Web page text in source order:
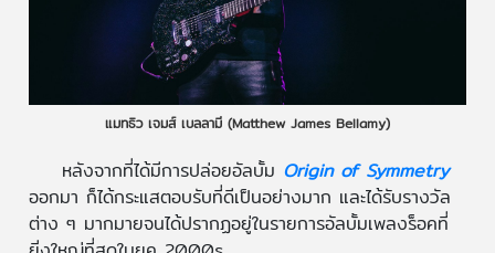
แมทธิว เจมส์ เบลลามี (Matthew James Bellamy)
หลังจากที่ได้มีการปล่อยอัลบั้ม Origin of Symmetry
ออกมา ก็ได้กระแสตอบรับที่ดีเป็นอย่างมาก และได้รับรางวัล
ต่าง ๆ มากมายจนได้ปรากฏอยู่ในรายการอัลบั้มเพลงร็อคที่